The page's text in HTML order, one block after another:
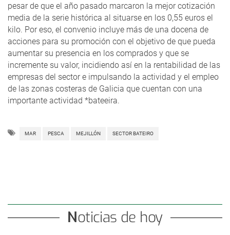
pesar de que el año pasado marcaron la mejor cotización
media de la serie histórica al situarse en los 0,55 euros el
kilo. Por eso, el convenio incluye más de una docena de
acciones para su promoción con el objetivo de que pueda
aumentar su presencia en los comprados y que se
incremente su valor, incidiendo así en la rentabilidad de las
empresas del sector e impulsando la actividad y el empleo
de las zonas costeras de Galicia que cuentan con una
importante actividad *bateeira.
MAR PESCA MEJILLÓN SECTOR BATEIRO
Noticias de hoy